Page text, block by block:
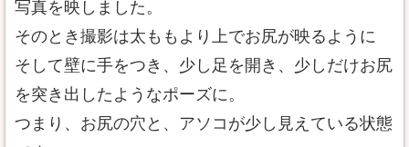
写真を映しました。
そのとき撮影は太ももより上でお尻が映るように
そして壁に手をつき、少し足を開き、少しだけお尻
を突き出したようなポーズに。
つまり、お尻の穴と、アソコが少し見えている状態